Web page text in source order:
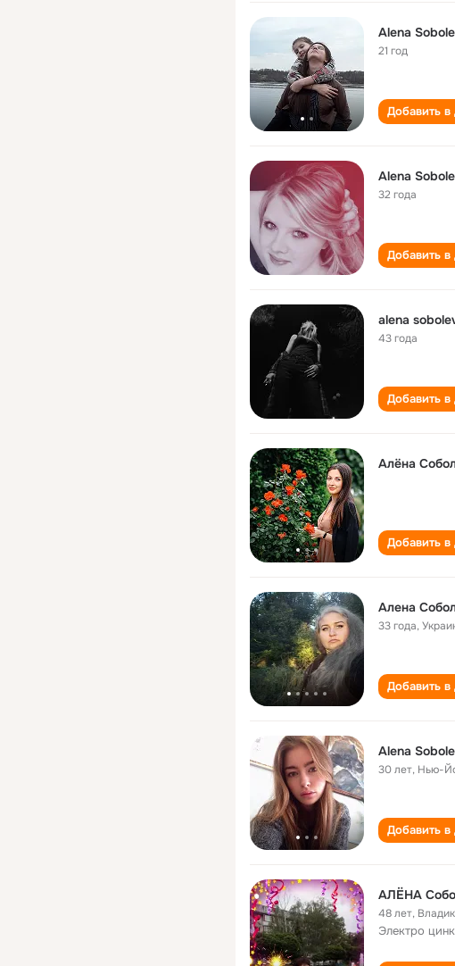
Alena
21 год
Добавить в
Alena
32 года
Добавить в
alena
43 года
Добавить в
Алёна
Добавить в
Алена
33 года,
Добавить в
Alena
30 лет, Нью-
Добавить в
АЛЁНА
48 лет,
Электро цинк